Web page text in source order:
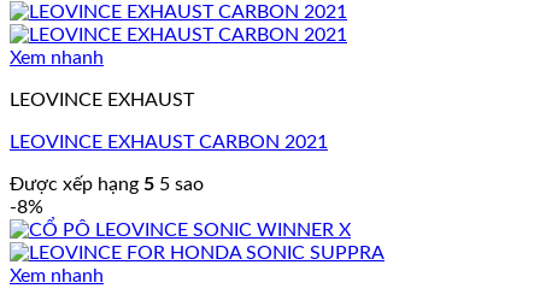
Xem nhanh
LEOVINCE EXHAUST
LEOVINCE EXHAUST CARBON 2021
Được xếp hạng 5 5 sao
-8%
Xem nhanh